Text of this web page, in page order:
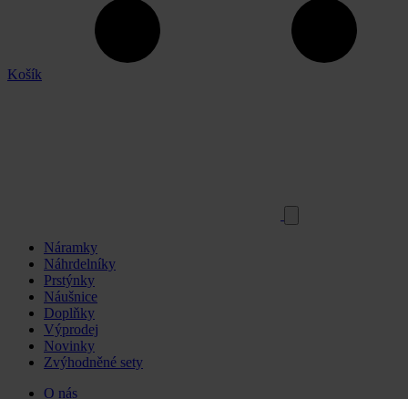
Košík
Náramky
Náhrdelníky
Prstýnky
Náušnice
Doplňky
Výprodej
Novinky
Zvýhodněné sety
O nás